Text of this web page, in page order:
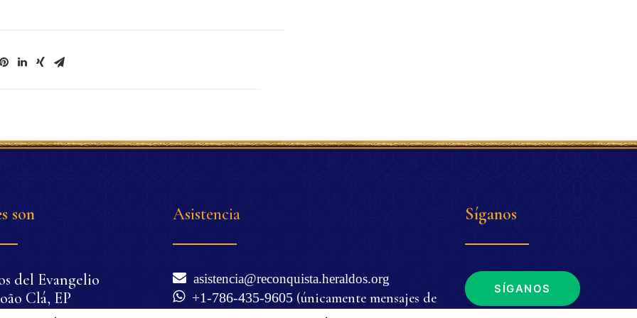
son
del Evangelio
Clá, EP
Asistencia
asistencia@reconquista.heraldos.org
+1-786-435-9605 (únicamente mensajes de
Síganos
SÍGANOS